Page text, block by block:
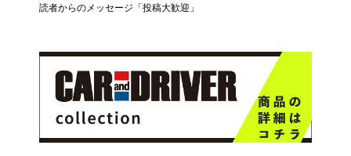
読者からのメッセージ「投稿大歓迎」